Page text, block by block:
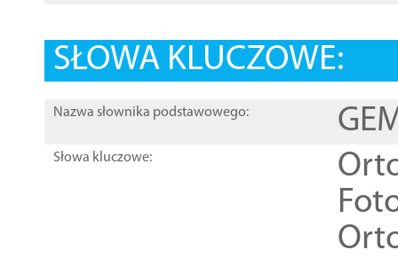
SŁOWA KLUCZOWE:
Nazwa słownika podstawowego:
Słowa kluczowe: